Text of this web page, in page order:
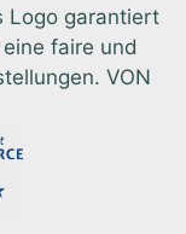
Logo garantiert
faire und
VON